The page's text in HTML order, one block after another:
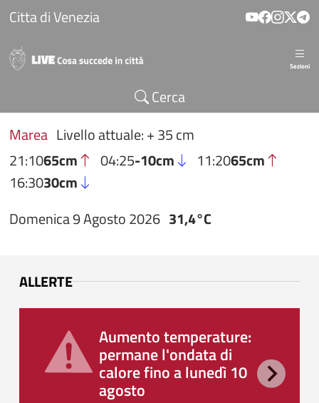
Salta al contenuto principale
Citta di Venezia
Sezioni
Cerca
Marea Livello attuale: + 35 cm
21:1065cm 04:25-10cm 11:2065cm
16:3030cm
Domenica 9 Agosto 2026 31,4°C
ALLERTE
Aumento temperature:
permane l'ondata di
calore fino a lunedì 10
agosto